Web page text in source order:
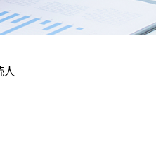
人